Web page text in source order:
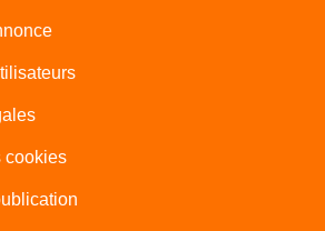
cookies